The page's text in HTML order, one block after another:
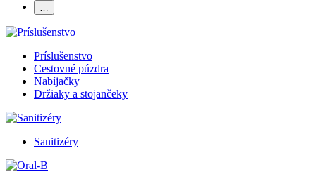
…
Príslušenstvo
Cestovné púzdra
Nabíjačky
Držiaky a stojančeky
Sanitizéry